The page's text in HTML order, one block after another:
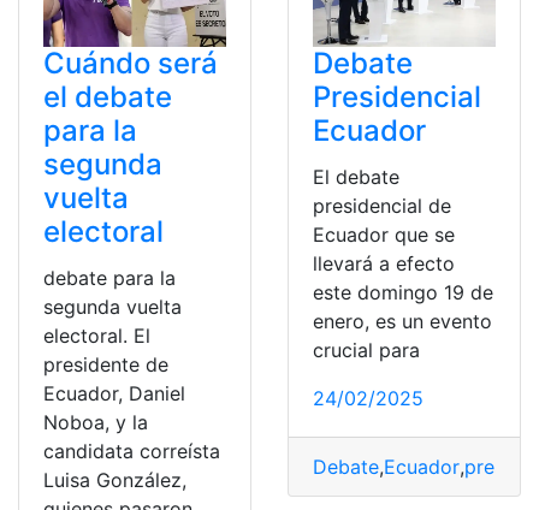
Cuándo será
el debate
para la
segunda
vuelta
electoral
debate para la
segunda vuelta
electoral. El
presidente de
Ecuador, Daniel
Noboa, y la
candidata correísta
Luisa González,
Debate
Presidencial
Ecuador
El debate
presidencial de
Ecuador que se
llevará a efecto
este domingo 19 de
enero, es un evento
crucial para
24/02/2025
Debate,Ecuador,